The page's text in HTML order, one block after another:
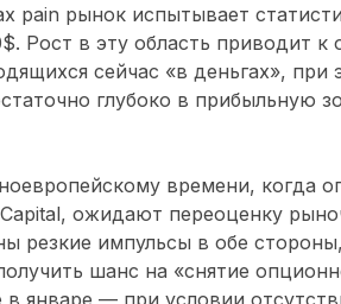
pain рынок испытывает
. Рост в эту область приводит к
сейчас «в деньгах»,
глубоко в прибыльную
времени, когда
, ожидают переоценку
резкие импульсы в обе
шанс на «снятие
в январе — при условии